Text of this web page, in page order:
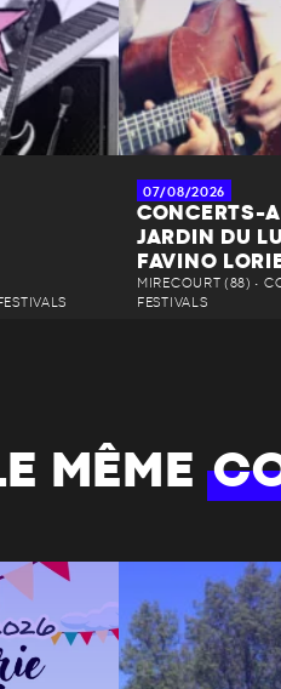
07/08/2026
CONCERTS-
JARDIN DU
FAVINO
MIRECOURT (88) •
FESTIVALS
MÊME